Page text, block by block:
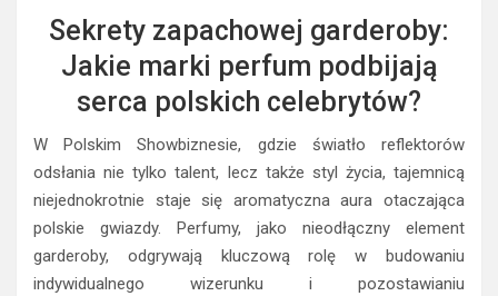
Sekrety zapachowej garderoby:
Jakie marki perfum podbijają
serca polskich celebrytów?
W Polskim Showbiznesie, gdzie światło reflektorów
odsłania nie tylko talent, lecz także styl życia, tajemnicą
niejednokrotnie staje się aromatyczna aura otaczająca
polskie gwiazdy. Perfumy, jako nieodłączny element
garderoby, odgrywają kluczową rolę w budowaniu
indywidualnego wizerunku i pozostawianiu